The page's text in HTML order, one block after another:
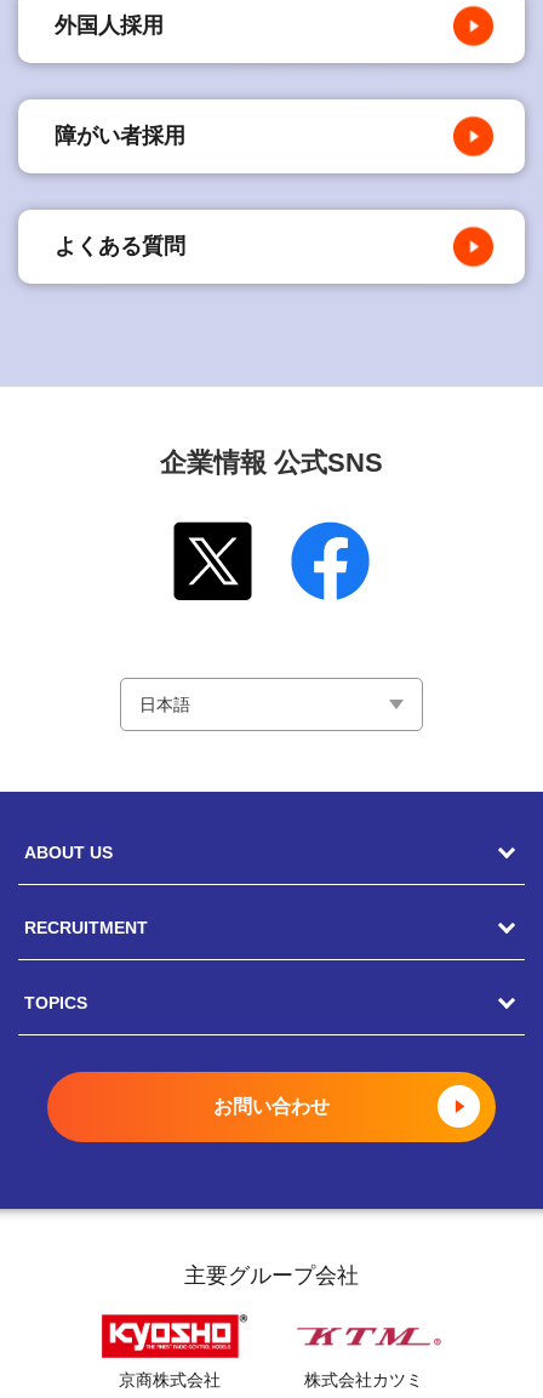
外国人採用
障がい者採用
よくある質問
企業情報 公式SNS
ABOUT US
駿河屋の風土
COOメッセージ
RECRUITMENT
キャリア採用
新卒採用
登録制アルバイト採用
外国人採用
TOPICS
トピックス一覧
駿河屋静岡寮
女性スタッフ 積極採用中
静岡市ってこんな街
お問い合わせ
主要グループ会社
京商株式会社 株式会社カツミ